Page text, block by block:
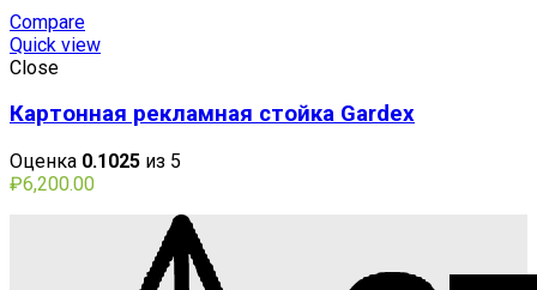
Compare
Quick view
Close
Картонная рекламная стойка Gardex
Оценка 0.1025 из 5
₽6,200.00